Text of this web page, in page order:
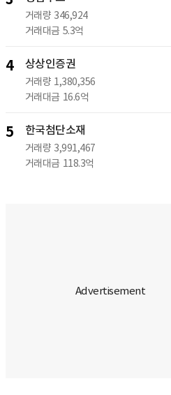
거래량 346,924
거래대금 5.3억
4 상상인증권
거래량 1,380,356
거래대금 16.6억
5 한국첨단소재
거래량 3,991,467
거래대금 118.3억